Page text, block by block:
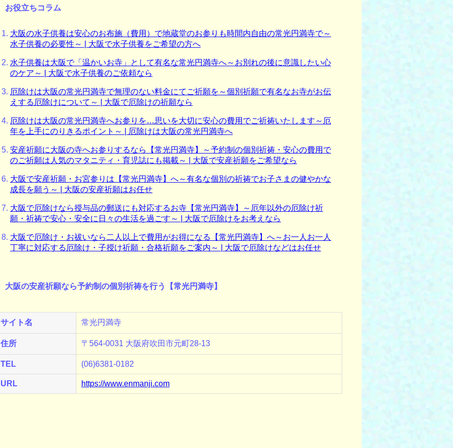
お役立ちコラム
大阪の水子供養は安心のお布施（費用）で地蔵堂のお参りも時間内自由の常光円満寺で～
水子供養の必要性～ | 大阪で水子供養をご希望の方へ
水子供養は大阪で「温かいお寺」として有名な常光円満寺へ～お別れの後に意識したい心
のケア～ | 大阪で水子供養のご依頼なら
厄除けは大阪の常光円満寺で無理のない料金にてご祈願を～個別祈願で有名なお寺がお伝
えする厄除けについて～ | 大阪で厄除けの祈願なら
厄除けは大阪の常光円満寺へお参りを…思いを大切に安心の費用でご祈祷いたします～厄
年を上手にのりきるポイント～ | 厄除けは大阪の常光円満寺へ
安産祈願に大阪の寺へお参りするなら【常光円満寺】～予約制の個別祈祷・安心の費用で
のご祈願は人気のマタニティ・育児誌にも掲載～ | 大阪で安産祈願をご希望なら
大阪で安産祈願・お宮参りは【常光円満寺】へ～有名な個別の祈祷でお子さまの健やかな
成長を願う～ | 大阪の安産祈願はお任せ
大阪で厄除けなら授与品の郵送にも対応するお寺【常光円満寺】～厄年以外の厄除け祈
願・祈祷で安心・安全に日々の生活を過ごす～ | 大阪で厄除けをお考えなら
大阪で厄除け・お祓いなら二人以上で費用がお得になる【常光円満寺】へ～お一人お一人
丁寧に対応する厄除け・子授け祈願・合格祈願をご案内～ | 大阪で厄除けなどはお任せ
大阪の安産祈願なら予約制の個別祈祷を行う【常光円満寺】
サイト名 常光円満寺
住所 〒564-0031 大阪府吹田市元町28-13
TEL (06)6381-0182
URL https://www.enmanji.com